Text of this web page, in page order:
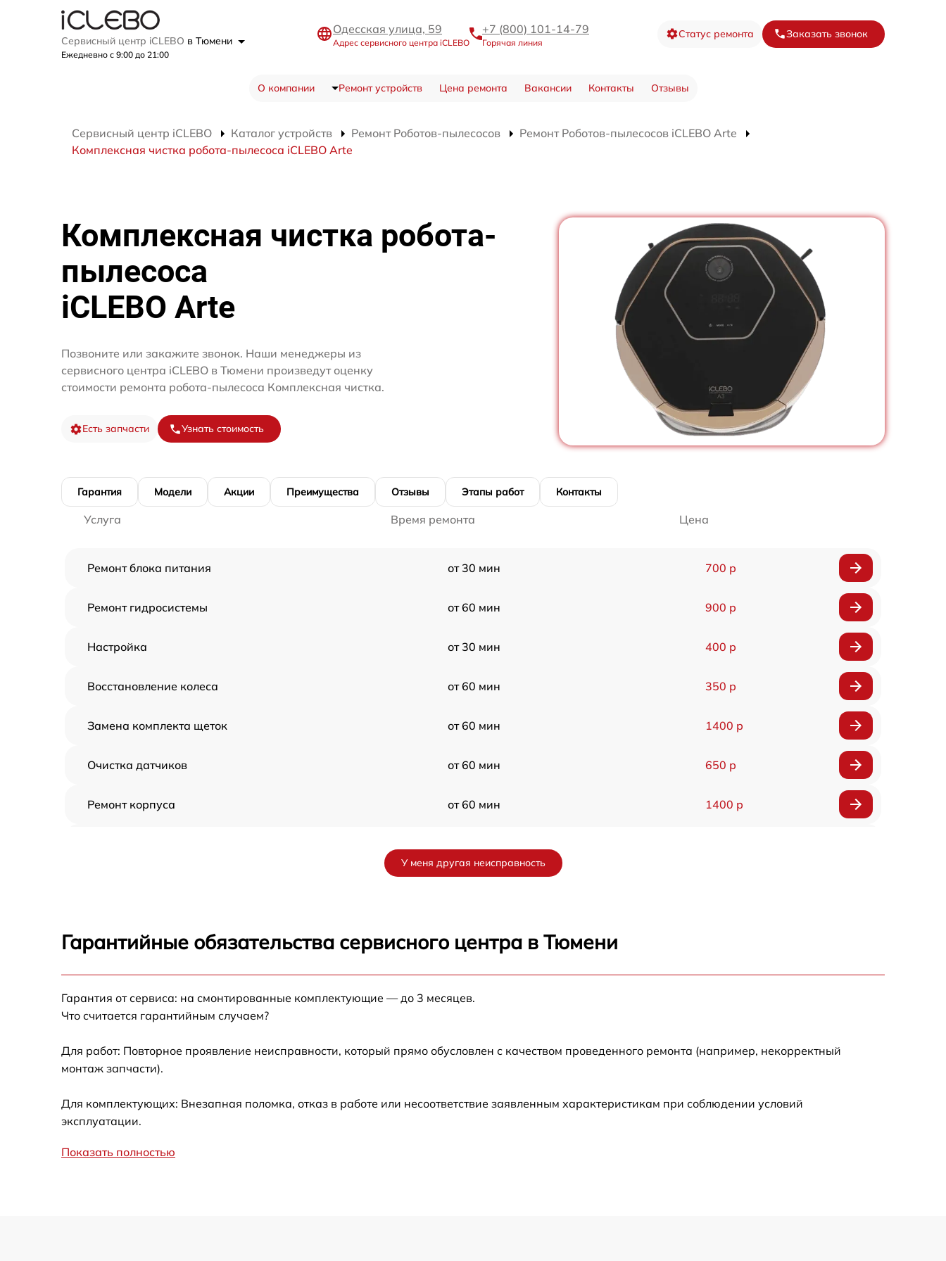
Сервисный центр iCLEBO в Тюмени
Ежедневно с 9:00 до 21:00
Одесская улица, 59
Адрес сервисного центра iCLEBO
+7 (800) 101-14-79
Горячая линия
Статус ремонта Заказать звонок
О компании Ремонт устройств Цена ремонта Вакансии Контакты Отзывы
Сервисный центр iCLEBO Каталог устройств Ремонт Роботов-пылесосов
Ремонт Роботов-пылесосов iCLEBO Arte
Комплексная чистка робота-пылесоса iCLEBO Arte
Комплексная чистка робота-
пылесоса
iCLEBO Arte
Позвоните или закажите звонок. Наши менеджеры из
сервисного центра iCLEBO в Тюмени произведут оценку
стоимости ремонта робота-пылесоса Комплексная чистка.
Есть запчасти Узнать стоимость
Гарантия Модели Акции Преимущества Отзывы Этапы работ Контакты
Услуга Время ремонта Цена
Ремонт блока питания от 30 мин 700 р
Ремонт гидросистемы от 60 мин 900 р
Настройка от 30 мин 400 р
Восстановление колеса от 60 мин 350 р
Замена комплекта щеток от 60 мин 1400 р
Очистка датчиков от 60 мин 650 р
Ремонт корпуса от 60 мин 1400 р
Устранение ошибок от 60 мин
Ремонт материнской платы
Профилактическая чистка
У меня другая неисправность
Гарантийные обязательства сервисного центра в Тюмени
Гарантия от сервиса: на смонтированные комплектующие — до 3 месяцев.
Что считается гарантийным случаем?
Для работ: Повторное проявление неисправности, который прямо обусловлен с качеством проведенного ремонта (например, некорректный
монтаж запчасти).
Для комплектующих: Внезапная поломка, отказ в работе или несоответствие заявленным характеристикам при соблюдении условий
эксплуатации.
Показать полностью